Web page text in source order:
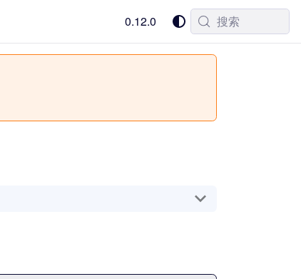
0.12.0 搜索